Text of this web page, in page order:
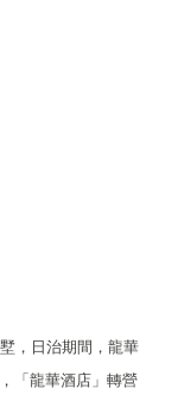
，日治期間，龍華
「龍華酒店」轉營